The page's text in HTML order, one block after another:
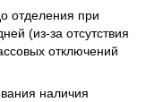
отделения при
(из-за отсутствия
отключений
наличия